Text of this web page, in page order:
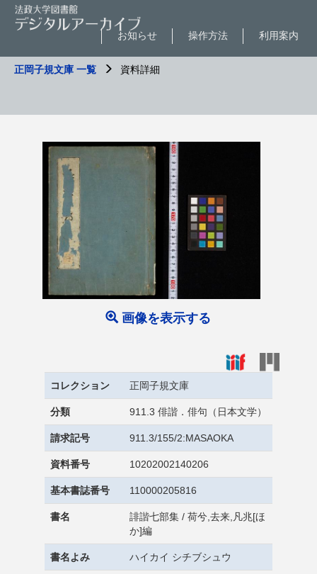
利用案内
操作方法
お知らせ
正岡子規文庫 一覧 資料詳細
画像を表示する
コレクション 正岡子規文庫
分類 911.3 俳諧．俳句（日本文学）
請求記号 911.3/155/2:MASAOKA
資料番号 10202002140206
基本書誌番号 110000205816
書名
誹諧七部集 / 荷兮,去来,凡兆[ほ
か]編
書名よみ ハイカイ シチブシュウ